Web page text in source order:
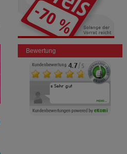
Bewertung